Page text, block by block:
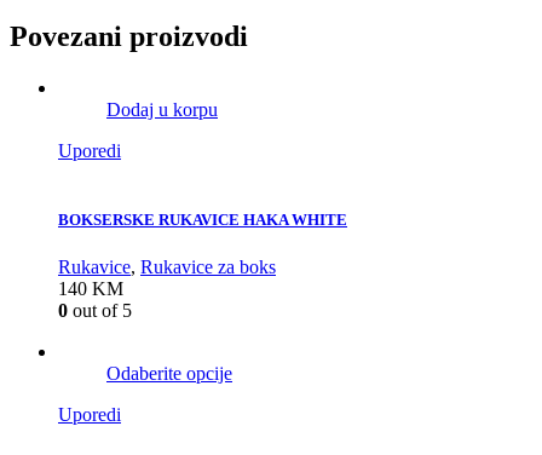
Povezani proizvodi
Dodaj u korpu
Uporedi
BOKSERSKE RUKAVICE HAKA WHITE
Rukavice, Rukavice za boks
140 KM
0 out of 5
Odaberite opcije
Uporedi